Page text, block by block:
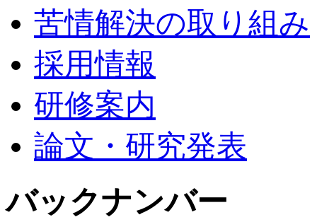
苦情解決の取り組み
採用情報
研修案内
論文・研究発表
バックナンバー